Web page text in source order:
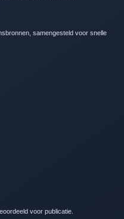
samengesteld voor snelle
voor publicatie.